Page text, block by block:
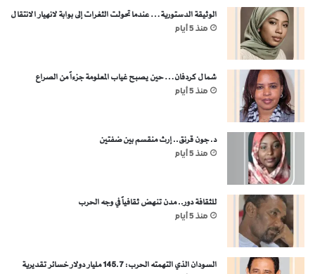
الوثيقة الدستورية… عندما تحولت الثغرات إلى بوابة لانهيار الانتقال
منذ 5 أيام
شمال كردفان… حين يصبح غياب المعلومة جزءاً من الصراع
منذ 5 أيام
د. جون قرنق.. إرث منقسم بين ضفتين
منذ 5 أيام
للثقافة دور.. مدن تنهض ثقافياً في وجه الحرب
منذ 5 أيام
السودان الذي التهمته الحرب: 145.7 مليار دولار خسائر تقديرية